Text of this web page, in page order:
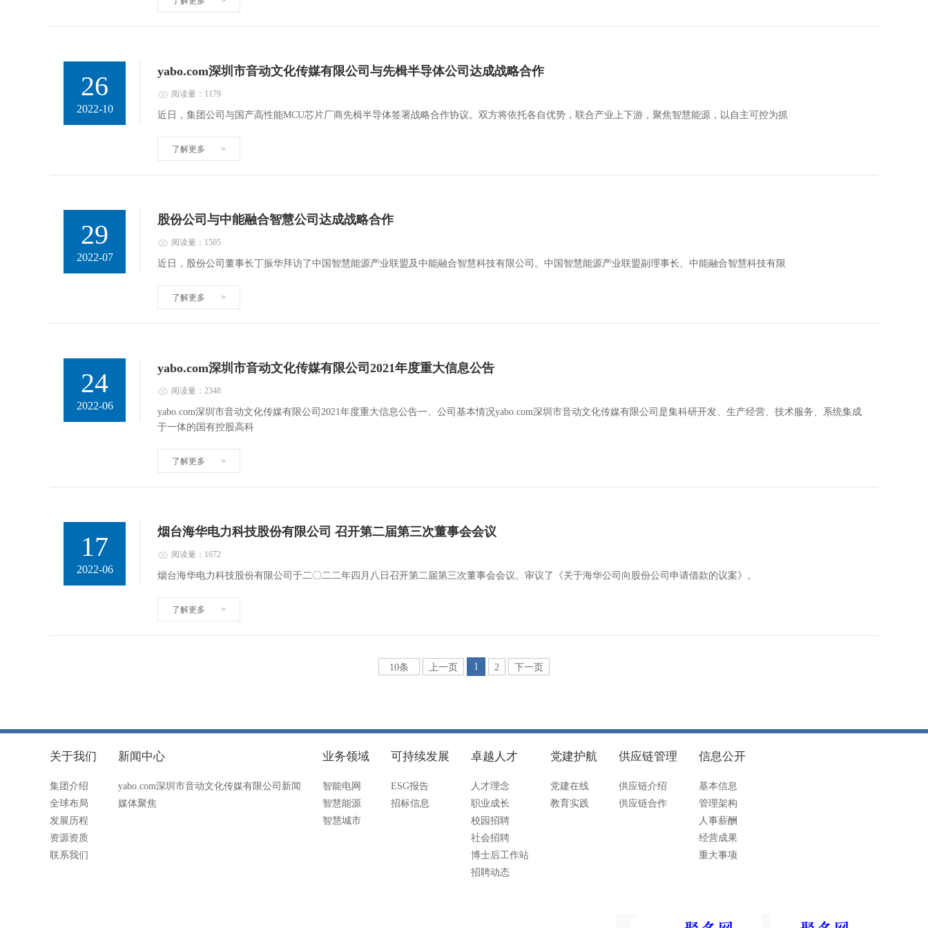
26
2022-10
yabo.com深圳市音动文化传媒有限公司与先楫半导体公司达成战略合作
阅读量：1179
近日，集团公司与国产高性能MCU芯片厂商先楫半导体签署战略合作协议。双方将依托各自优势，联合产业上下游，聚焦智慧能源，以自主可控为抓
了解更多 >
29
2022-07
股份公司与中能融合智慧公司达成战略合作
阅读量：1505
近日，股份公司董事长丁振华拜访了中国智慧能源产业联盟及中能融合智慧科技有限公司。中国智慧能源产业联盟副理事长、中能融合智慧科技有限
了解更多 >
24
2022-06
yabo.com深圳市音动文化传媒有限公司2021年度重大信息公告
阅读量：2348
yabo.com深圳市音动文化传媒有限公司2021年度重大信息公告一、公司基本情况yabo.com深圳市音动文化传媒有限公司是集科研开发、生产经营、技术服务、系统集成
于一体的国有控股高科
了解更多 >
17
2022-06
烟台海华电力科技股份有限公司 召开第二届第三次董事会会议
阅读量：1672
烟台海华电力科技股份有限公司于二〇二二年四月八日召开第二届第三次董事会会议。审议了《关于海华公司向股份公司申请借款的议案》。
了解更多 >
10条 上一页 1 2 下一页
关于我们
集团介绍
全球布局
发展历程
资源资质
联系我们
新闻中心
yabo.com深圳市音动文化传媒有限公司新闻
媒体聚焦
业务领域
智能电网
智慧能源
智慧城市
可持续发展
ESG报告
招标信息
卓越人才
人才理念
职业成长
校园招聘
社会招聘
博士后工作站
招聘动态
党建护航
党建在线
教育实践
供应链管理
供应链介绍
供应链合作
信息公开
基本信息
管理架构
人事薪酬
经营成果
重大事项